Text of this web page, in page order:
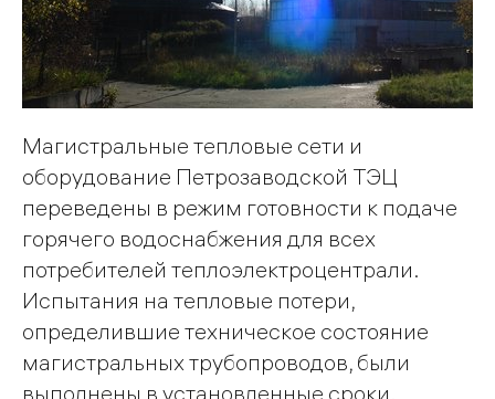
Магистральные тепловые сети и
оборудование Петрозаводской ТЭЦ
переведены в режим готовности к подаче
горячего водоснабжения для всех
потребителей теплоэлектроцентрали.
Испытания на тепловые потери,
определившие техническое состояние
магистральных трубопроводов, были
выполнены в установленные сроки.